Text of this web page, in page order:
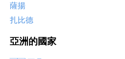
薩揚
扎比德
亞洲的國家